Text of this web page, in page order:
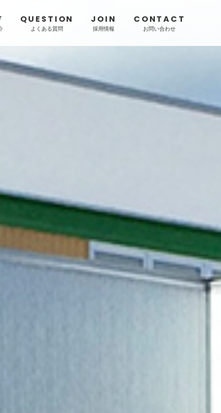
QUESTION
よくある質問
JOIN
採用情報
CONTACT
お問い合わせ